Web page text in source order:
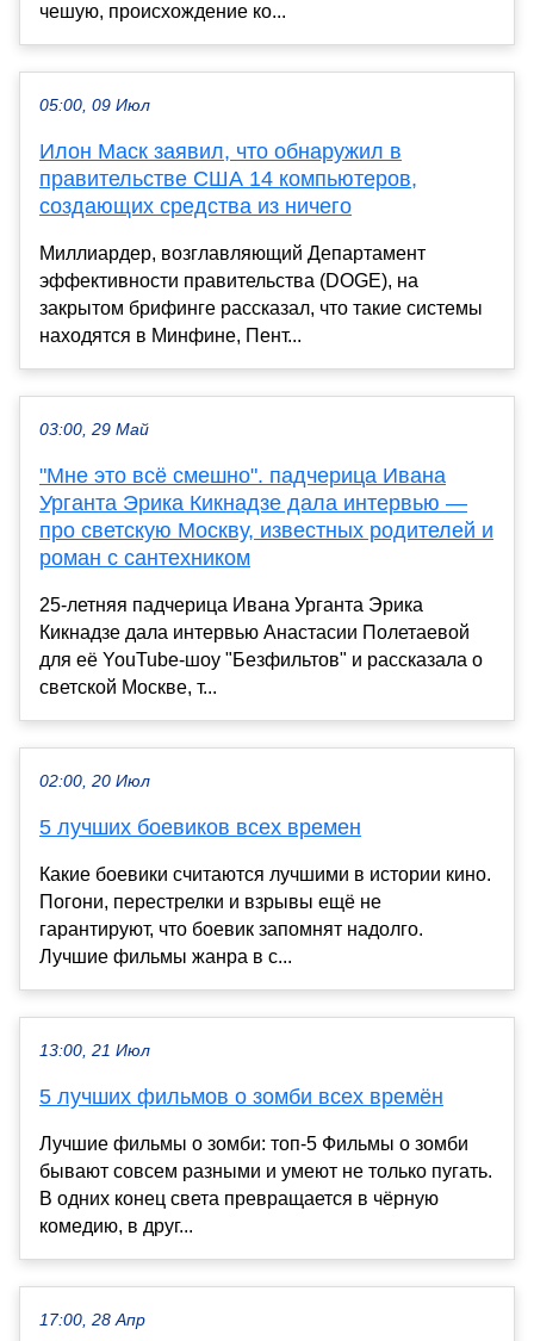
чешую, происхождение ко...
05:00, 09 Июл
Илон Маск заявил, что обнаружил в
правительстве США 14 компьютеров,
создающих средства из ничего
Миллиардер, возглавляющий Департамент
эффективности правительства (DOGE), на
закрытом брифинге рассказал, что такие системы
находятся в Минфине, Пент...
03:00, 29 Май
"Мне это всё смешно". падчерица Ивана
Урганта Эрика Кикнадзе дала интервью —
про светскую Москву, известных родителей и
роман с сантехником
25-летняя падчерица Ивана Урганта Эрика
Кикнадзе дала интервью Анастасии Полетаевой
для её YouTube-шоу "Безфильтов" и рассказала о
светской Москве, т...
02:00, 20 Июл
5 лучших боевиков всех времен
Какие боевики считаются лучшими в истории кино.
Погони, перестрелки и взрывы ещё не
гарантируют, что боевик запомнят надолго.
Лучшие фильмы жанра в с...
13:00, 21 Июл
5 лучших фильмов о зомби всех времён
Лучшие фильмы о зомби: топ-5 Фильмы о зомби
бывают совсем разными и умеют не только пугать.
В одних конец света превращается в чёрную
комедию, в друг...
17:00, 28 Апр